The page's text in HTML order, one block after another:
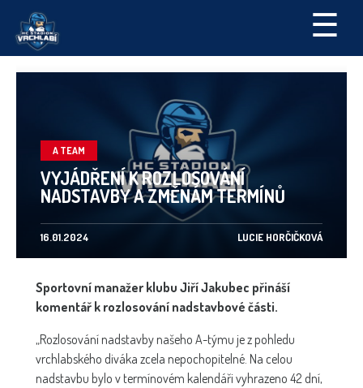
☰
A TEAM
VYJÁDŘENÍ K ROZLOSOVÁNÍ
NADSTAVBY A ZMĚNÁM TERMÍNŮ
16.01.2024 LUCIE HORČIČKOVÁ
Sportovní manažer klubu Jiří Jakubec přináší
komentář k rozlosování nadstavbové části.
„Rozlosování nadstavby našeho A-týmu je z pohledu
vrchlabského diváka zcela nepochopitelné. Na celou
nadstavbu bylo v termínovém kalendáři vyhrazeno 42 dní,